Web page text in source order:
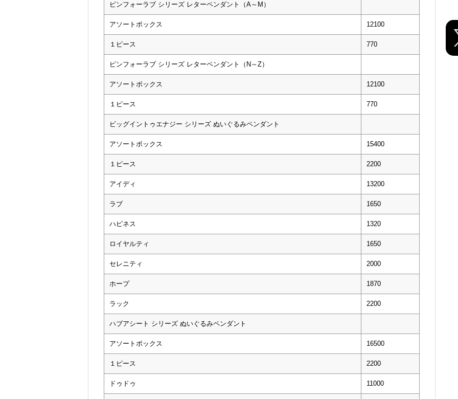
ピンフォーラブ シリーズ レターペンダント（A～M）
アソートボックス 12100
１ピース 770
ピンフォーラブ シリーズ レターペンダント（N～Z）
アソートボックス 12100
１ピース 770
ビッグイントゥエナジー シリーズ ぬいぐるみペンダント
アソートボックス 15400
１ピース 2200
アイディ 13200
ラブ 1650
ハピネス 1320
ロイヤルティ 1650
セレニティ 2000
ホープ 1870
ラック 2200
ハブアシート シリーズ ぬいぐるみペンダント
アソートボックス 16500
１ピース 2200
ドゥドゥ 11000